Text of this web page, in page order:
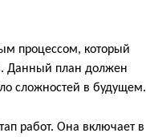
процессом, который
Данный план должен
сложностей в будущем.
работ. Она включает в